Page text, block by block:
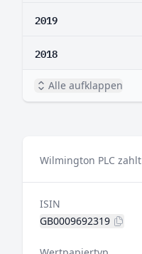
2019
2018
Alle aufklappen
Wilmington PLC
ISIN
GB0009692319